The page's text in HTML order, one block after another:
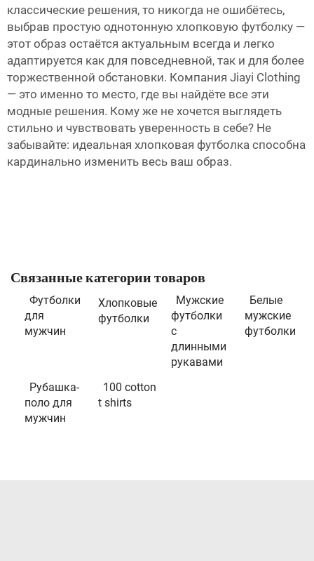
классические решения, то никогда не ошибётесь,
выбрав простую однотонную хлопковую футболку —
этот образ остаётся актуальным всегда и легко
адаптируется как для повседневной, так и для более
торжественной обстановки. Компания Jiayi Clothing
— это именно то место, где вы найдёте все эти
модные решения. Кому же не хочется выглядеть
стильно и чувствовать уверенность в себе? Не
забывайте: идеальная хлопковая футболка способна
кардинально изменить весь ваш образ.
Связанные категории товаров
Футболки
для
мужчин
Хлопковые
футболки
Мужские
футболки
с
длинными
рукавами
Белые
мужские
футболки
Рубашка-
поло для
мужчин
100 cotton
t shirts